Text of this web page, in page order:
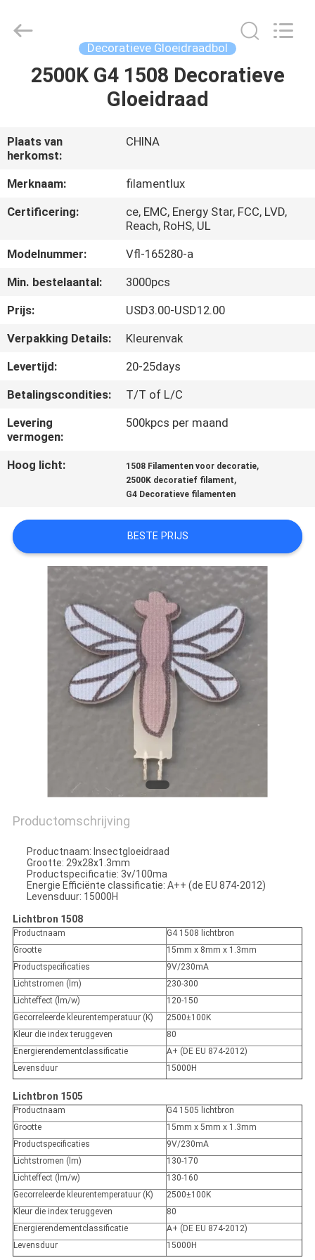
HUIS
ONGEVEER
ONS
FABRIEKSREIS
KWALITEITSCONTROLE
CONTACTEER
ONS
VERZOEK
OM EEN
CITAAT
PRIVACY
POLICY
Technology
Decoratieve Gloeidraadbol
2500K G4 1508 Decoratieve
Gloeidraad
Plaats van
herkomst:
CHINA
Merknaam:
filamentlux
Certificering:
ce, EMC, Energy Star, FCC, LVD,
Reach, RoHS, UL
Modelnummer:
Vfl-165280-a
Min. bestelaantal:
3000pcs
Prijs:
USD3.00-USD12.00
Verpakking Details:
Kleurenvak
Levertijd:
20-25days
Betalingscondities:
T/T of L/C
Levering
vermogen:
500kpcs per maand
Hoog licht: 1508 Filamenten voor decoratie,
2500K decoratief filament,
G4 Decoratieve filamenten
BESTE PRIJS
Productomschrijving
Productnaam: Insectgloeidraad
Grootte: 29x28x1.3mm
Productspecificatie: 3v/100ma
Energie Efficiënte classificatie: A++ (de EU 874-2012)
Levensduur: 15000H
Lichtbron 1508
Productnaam
G4 1508 lichtbron
Grootte
15mm x 8mm x 1.3mm
Productspecificaties
9V/230mA
Lichtstromen (lm)
230-300
Lichteffect (lm/w)
120-150
Gecorreleerde kleurentemperatuur (K)
2500±100K
Kleur die index teruggeven
80
Energierendementclassificatie
A+ (DE EU 874-2012)
Levensduur
15000H
Lichtbron 1505
Productnaam
G4 1505 lichtbron
Grootte
15mm x 5mm x 1.3mm
Productspecificaties
9V/230mA
Lichtstromen (lm)
130-170
Lichteffect (lm/w)
130-160
Gecorreleerde kleurentemperatuur (K)
2500±100K
Kleur die index teruggeven
80
Energierendementclassificatie
A+ (DE EU 874-2012)
Levensduur
15000H